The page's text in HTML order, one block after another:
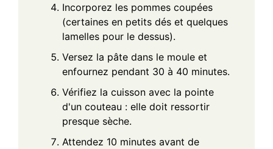
Incorporez les pommes coupées
(certaines en petits dés et quelques
lamelles pour le dessus).
Versez la pâte dans le moule et
enfournez pendant 30 à 40 minutes.
Vérifiez la cuisson avec la pointe
d'un couteau : elle doit ressortir
presque sèche.
Attendez 10 minutes avant de